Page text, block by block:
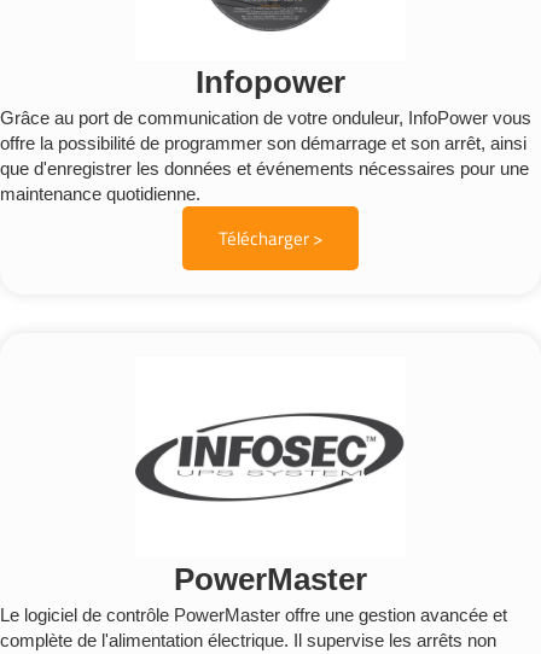
Infopower
Grâce au port de communication de votre onduleur, InfoPower vous
offre la possibilité de programmer son démarrage et son arrêt, ainsi
que d'enregistrer les données et événements nécessaires pour une
maintenance quotidienne.
Télécharger >
PowerMaster
Le logiciel de contrôle PowerMaster offre une gestion avancée et
complète de l'alimentation électrique. Il supervise les arrêts non